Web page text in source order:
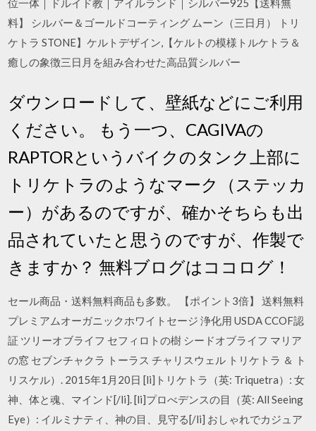
位一体｜ドルイド教｜アイルランド｜シルバー925【送料無
料】 シルバー＆ゴールドコーティング ムーン（三日月） トリ
ケトラ STONE】ケルトデザイン,【ケルトの模様トルケトラ＆
癒しの象徴三日月を組み合わせた高品質シルバー
ダウンロードして、壁紙などにご利用
ください。 もう一つ、CAGIVAの
RAPTORというバイクのタンク上部に
トリケトラのようなマーク（ステッカ
ー）があるのですが、確かそちらも出
品されていたと思うのですが、作製で
きますか？ 無料ブログはココログ！
セール商品・送料無料商品も多数。 【ポイント3倍】 送料無料
プレミアムオーガニックホワイトセージ 浄化用 USDA CCOF認
証 ツリーオブライフ セフィロトの樹 シードオブライフ マリア
の窓 セブンチャクラ トーラス チャリスウェル トリケトラ ＆ ト
リスケル）. 2015年1月20日 [li]トリケトラ（英: Triquetra）: 女
神、体と魂、マインド[/li]. [li]プロべデンスの目（英: All Seeing
Eye）: イルミナティ、神の目、見守る[/li] おしゃれでカジュア